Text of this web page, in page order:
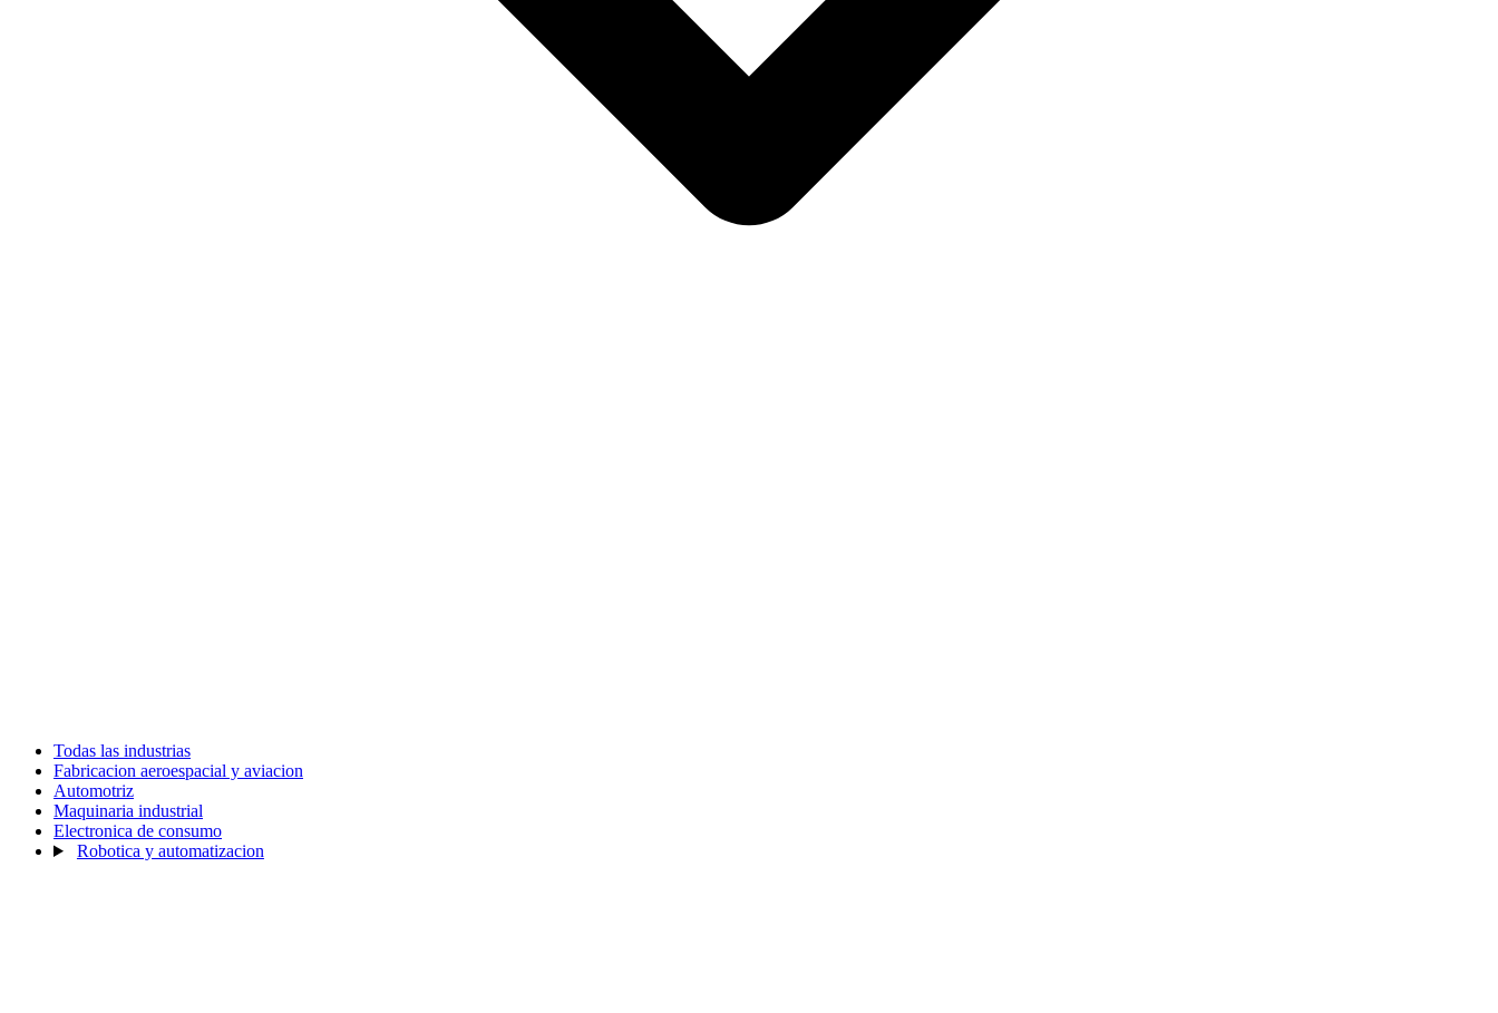
Todas las industrias
Fabricacion aeroespacial y aviacion
Automotriz
Maquinaria industrial
Electronica de consumo
Robotica y automatizacion